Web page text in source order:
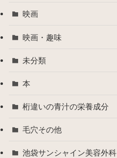
映画
映画・趣味
未分類
本
桁違いの青汁の栄養成分
毛穴その他
池袋サンシャイン美容外科